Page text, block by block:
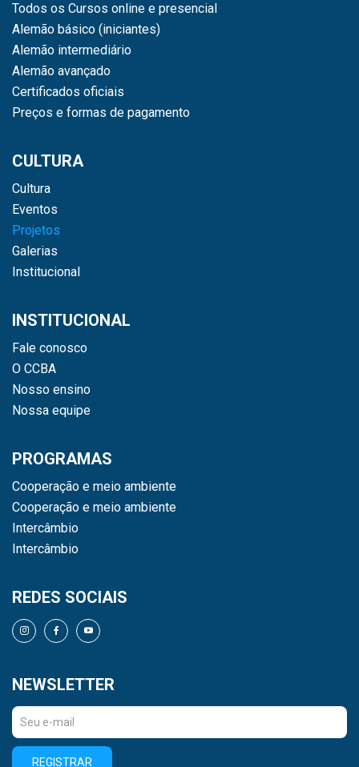
Todos os Cursos online e presencial
Alemão básico (iniciantes)
Alemão intermediário
Alemão avançado
Certificados oficiais
Preços e formas de pagamento
CULTURA
Cultura
Eventos
Projetos
Galerias
Institucional
INSTITUCIONAL
Fale conosco
O CCBA
Nosso ensino
Nossa equipe
PROGRAMAS
Cooperação e meio ambiente
Cooperação e meio ambiente
Intercâmbio
Intercâmbio
REDES SOCIAIS
NEWSLETTER
REGISTRAR